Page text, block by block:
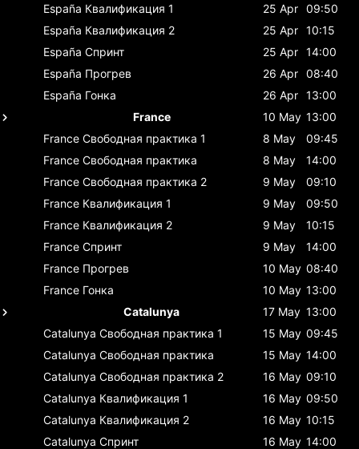
España Квалификация 1 25 Apr 09:50
España Квалификация 2 25 Apr 10:15
España Спринт 25 Apr 14:00
España Прогрев 26 Apr 08:40
España Гонка 26 Apr 13:00
France
10 May 13:00
France Свободная практика 1 8 May
09:45
France Свободная практика 8 May
14:00
France Свободная практика 2 9 May
09:10
France Квалификация 1 9 May
09:50
France Квалификация 2 9 May
10:15
France Спринт 9 May
14:00
France Прогрев 10 May 08:40
France Гонка 10 May 13:00
Catalunya
17 May 13:00
Catalunya Свободная практика 1 15 May 09:45
Catalunya Свободная практика 15 May 14:00
Catalunya Свободная практика 2 16 May 09:10
Catalunya Квалификация 1 16 May 09:50
Catalunya Квалификация 2 16 May 10:15
Catalunya Спринт 16 May 14:00